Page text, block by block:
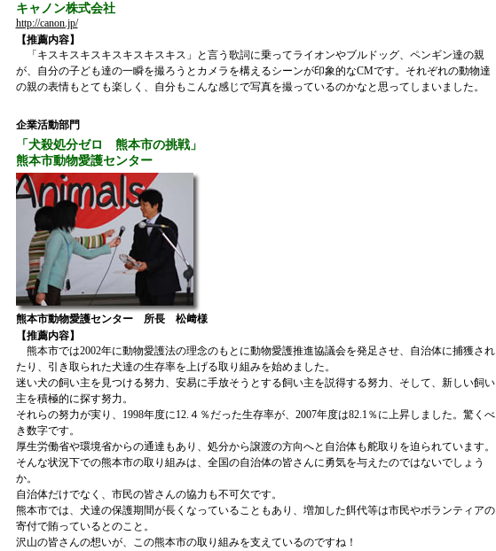
キャノン株式会社
http://canon.jp/
【推薦内容】
「キスキスキスキスキスキスキス」と言う歌詞に乗ってライオンやブルドッグ、ペンギン達の親
が、自分の子ども達の一瞬を撮ろうとカメラを構えるシーンが印象的なCMです。それぞれの動物達
の親の表情もとても楽しく、自分もこんな感じで写真を撮っているのかなと思ってしまいました。
企業活動部門
「犬殺処分ゼロ 熊本市の挑戦」
熊本市動物愛護センター
熊本市動物愛護センター 所長 松﨑様
【推薦内容】
熊本市では2002年に動物愛護法の理念のもとに動物愛護推進協議会を発足させ、自治体に捕獲され
たり、引き取られた犬達の生存率を上げる取り組みを始めました。
迷い犬の飼い主を見つける努力、安易に手放そうとする飼い主を説得する努力、そして、新しい飼い
主を積極的に探す努力。
それらの努力が実り、1998年度に12.４％だった生存率が、2007年度は82.1％に上昇しました。驚くべ
き数字です。
厚生労働省や環境省からの通達もあり、処分から譲渡の方向へと自治体も舵取りを迫られています。
そんな状況下での熊本市の取り組みは、全国の自治体の皆さんに勇気を与えたのではないでしょう
か。
自治体だけでなく、市民の皆さんの協力も不可欠です。
熊本市では、犬達の保護期間が長くなっていることもあり、増加した餌代等は市民やボランティアの
寄付で賄っているとのこと。
沢山の皆さんの想いが、この熊本市の取り組みを支えているのですね！